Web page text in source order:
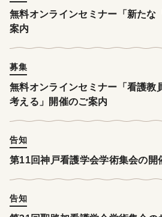
無料オンラインセミナー「新たな
案内
募集
無料オンラインセミナー「看護教
考える」開催のご案内
告知
第11回神戸看護学会学術集会の開
告知